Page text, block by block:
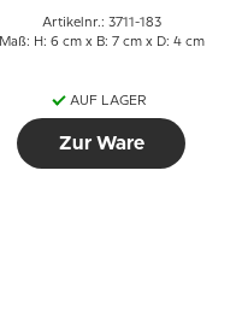
Artikelnr.: 3711-183
Maß: H: 6 cm x B: 7 cm x D: 4 cm
AUF LAGER
Zur Ware